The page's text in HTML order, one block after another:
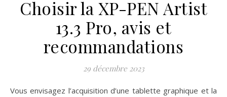
Choisir la XP-PEN Artist
13.3 Pro, avis et
recommandations
29 décembre 2023
Vous envisagez l’acquisition d’une tablette graphique et la